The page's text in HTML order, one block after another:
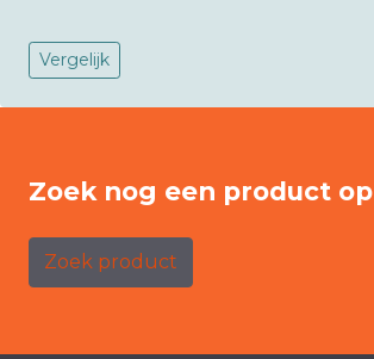
Vergelijk
Zoek nog een product op
Zoek product